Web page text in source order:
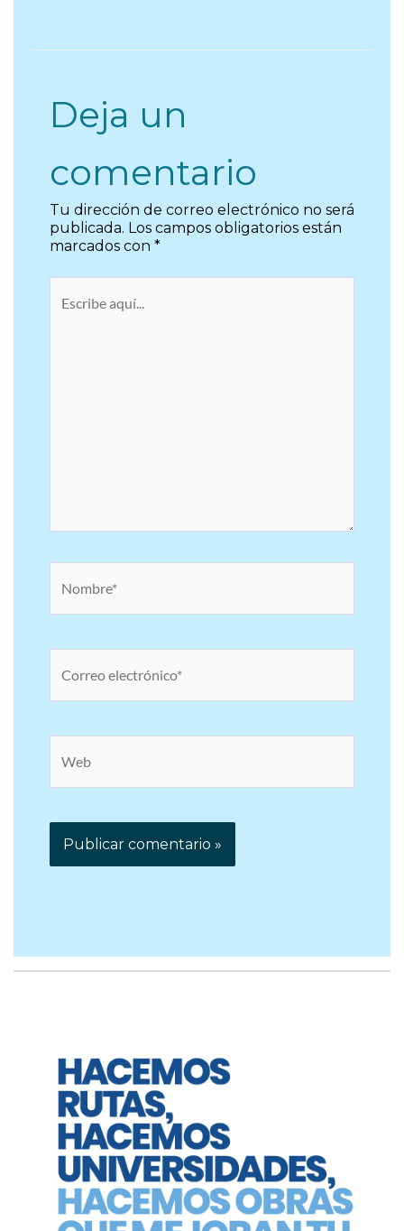
Deja un
comentario
Tu dirección de correo electrónico no será
marcados con*
Nombre*
Correo
electrónico*
Web